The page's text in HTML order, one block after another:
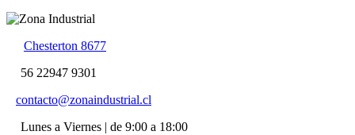
Chesterton 8677
56 22947 9301
contacto@zonaindustrial.cl
Lunes a Viernes | de 9:00 a 18:00